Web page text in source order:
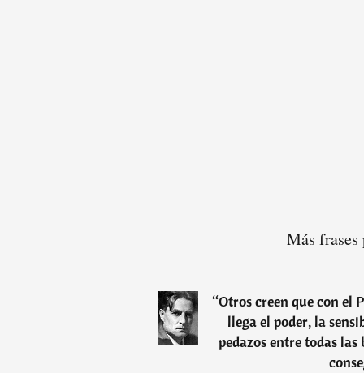
Más
“Otros creen que con el
llega el poder, la
pedazos entre todas